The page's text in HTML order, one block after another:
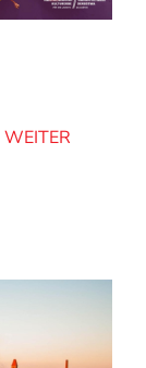
WEITER